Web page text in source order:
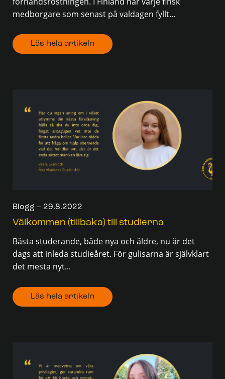
medborgare som senast på valdagen fyllt...
Läs hela artikeln
Blogg – 29.8.2022
Välkommen (tillbaka) till studierna
Bästa studerande, både nya och äldre, nu är det
dags att inleda studieåret. För gulisarna är självklart
det mesta nyt...
Läs hela artikeln